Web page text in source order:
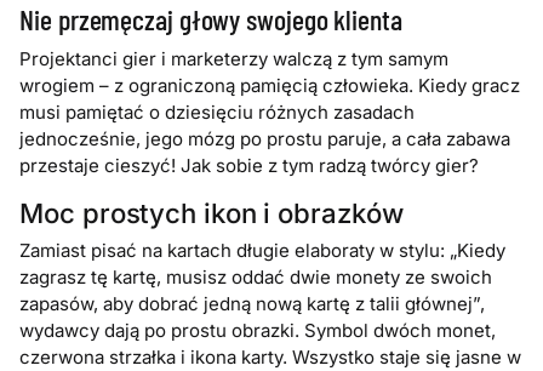
Nie przemęczaj głowy swojego klienta
Projektanci gier i marketerzy walczą z tym samym
wrogiem – z ograniczoną pamięcią człowieka. Kiedy gracz
musi pamiętać o dziesięciu różnych zasadach
jednocześnie, jego mózg po prostu paruje, a cała zabawa
przestaje cieszyć! Jak sobie z tym radzą twórcy gier?
Moc prostych ikon i obrazków
Zamiast pisać na kartach długie elaboraty w stylu: „Kiedy
zagrasz tę kartę, musisz oddać dwie monety ze swoich
zapasów, aby dobrać jedną nową kartę z talii głównej”,
wydawcy dają po prostu obrazki. Symbol dwóch monet,
czerwona strzałka i ikona karty. Wszystko staje się jasne w